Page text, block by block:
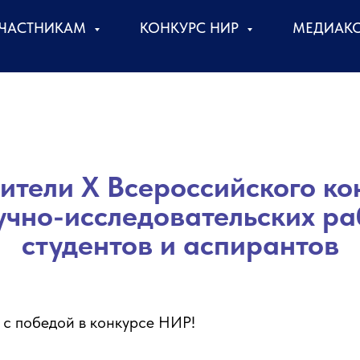
КОНКУРС НИР
X Всероссийского
исследовательских
студентов и аспирантов
победой в конкурсе НИР!